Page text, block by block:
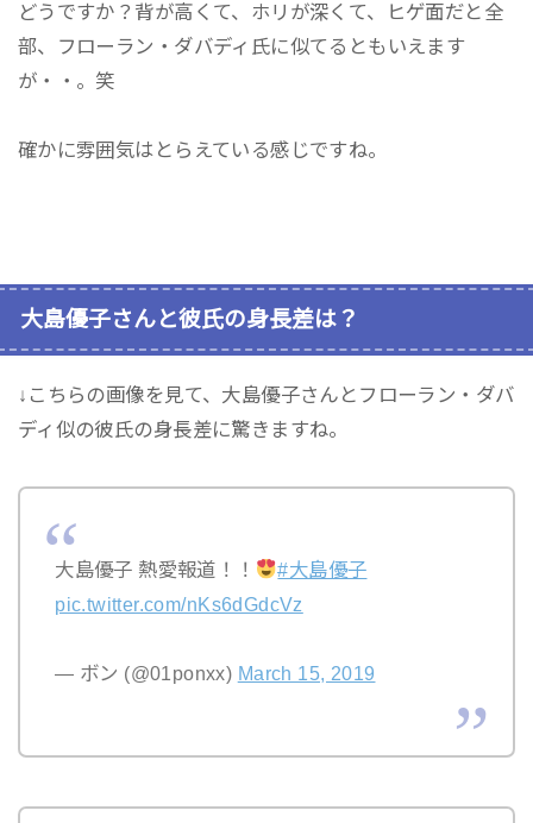
どうですか？背が高くて、ホリが深くて、ヒゲ面だと全
部、フローラン・ダバディ氏に似てるともいえます
が・・。笑
確かに雰囲気はとらえている感じですね。
大島優子さんと彼氏の身長差は？
↓こちらの画像を見て、大島優子さんとフローラン・ダバ
ディ似の彼氏の身長差に驚きますね。
大島優子 熱愛報道！！
#大島優子
pic.twitter.com/nKs6dGdcVz
— ボン (@01ponxx) March 15, 2019